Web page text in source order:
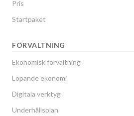
Pris
Startpaket
FÖRVALTNING
Ekonomisk förvaltning
Löpande ekonomi
Digitala verktyg
Underhållsplan